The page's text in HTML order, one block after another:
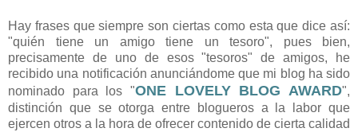
Hay frases que siempre son ciertas como esta que dice así:
"quién tiene un amigo tiene un tesoro", pues bien,
precisamente de uno de esos "tesoros" de amigos, he
recibido una notificación anunciándome que mi blog ha sido
nominado para los "ONE LOVELY BLOG AWARD",
distinción que se otorga entre blogueros a la labor que
ejercen otros a la hora de ofrecer contenido de cierta calidad